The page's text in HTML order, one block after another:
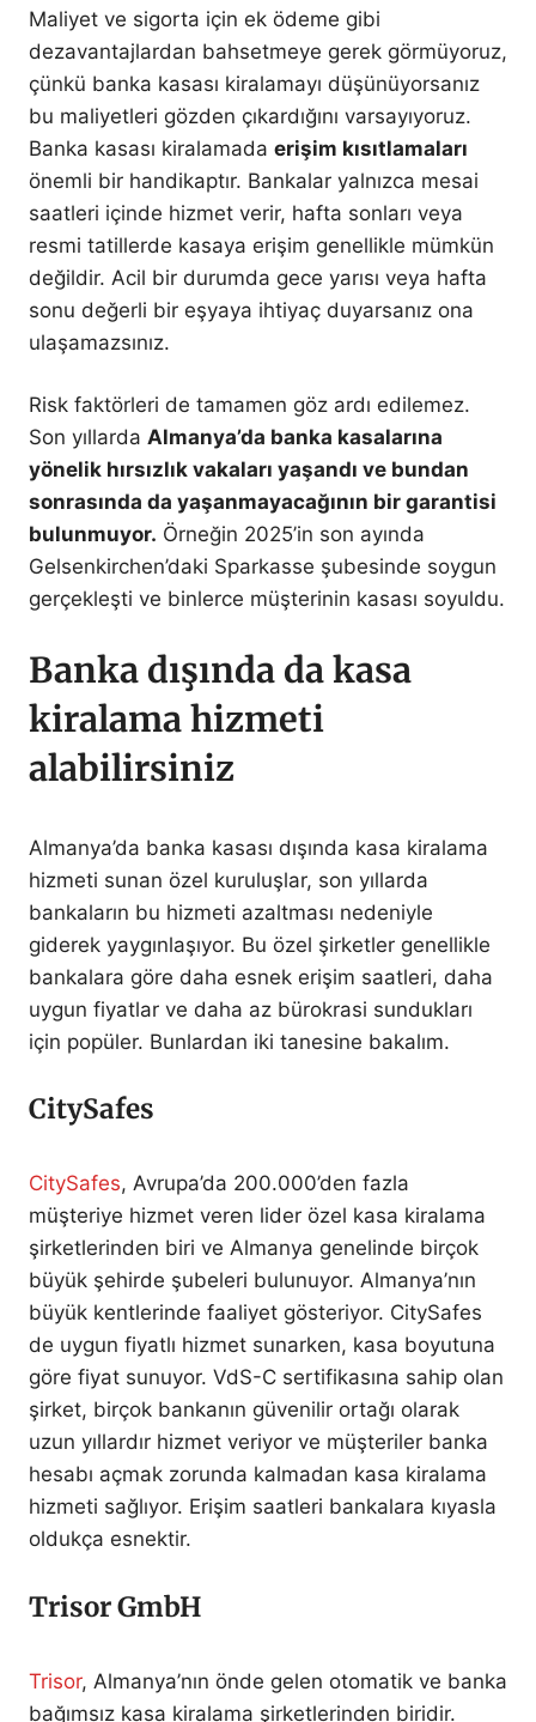
Maliyet ve sigorta için ek ödeme gibi
dezavantajlardan bahsetmeye gerek görmüyoruz,
çünkü banka kasası kiralamayı düşünüyorsanız
bu maliyetleri gözden çıkardığını varsayıyoruz.
Banka kasası kiralamada erişim kısıtlamaları
önemli bir handikaptır. Bankalar yalnızca mesai
saatleri içinde hizmet verir, hafta sonları veya
resmi tatillerde kasaya erişim genellikle mümkün
değildir. Acil bir durumda gece yarısı veya hafta
sonu değerli bir eşyaya ihtiyaç duyarsanız ona
ulaşamazsınız.
Risk faktörleri de tamamen göz ardı edilemez.
Son yıllarda Almanya’da banka kasalarına
yönelik hırsızlık vakaları yaşandı ve bundan
sonrasında da yaşanmayacağının bir garantisi
bulunmuyor. Örneğin 2025’in son ayında
Gelsenkirchen’daki Sparkasse şubesinde soygun
gerçekleşti ve binlerce müşterinin kasası soyuldu.
Banka dışında da kasa
kiralama hizmeti
alabilirsiniz
Almanya’da banka kasası dışında kasa kiralama
hizmeti sunan özel kuruluşlar, son yıllarda
bankaların bu hizmeti azaltması nedeniyle
giderek yaygınlaşıyor. Bu özel şirketler genellikle
bankalara göre daha esnek erişim saatleri, daha
uygun fiyatlar ve daha az bürokrasi sundukları
için popüler. Bunlardan iki tanesine bakalım.
CitySafes
CitySafes, Avrupa’da 200.000’den fazla
müşteriye hizmet veren lider özel kasa kiralama
şirketlerinden biri ve Almanya genelinde birçok
büyük şehirde şubeleri bulunuyor. Almanya’nın
büyük kentlerinde faaliyet gösteriyor. CitySafes
de uygun fiyatlı hizmet sunarken, kasa boyutuna
göre fiyat sunuyor. VdS-C sertifikasına sahip olan
şirket, birçok bankanın güvenilir ortağı olarak
uzun yıllardır hizmet veriyor ve müşteriler banka
hesabı açmak zorunda kalmadan kasa kiralama
hizmeti sağlıyor. Erişim saatleri bankalara kıyasla
oldukça esnektir.
Trisor GmbH
Trisor, Almanya’nın önde gelen otomatik ve banka
bağımsız kasa kiralama şirketlerinden biridir.